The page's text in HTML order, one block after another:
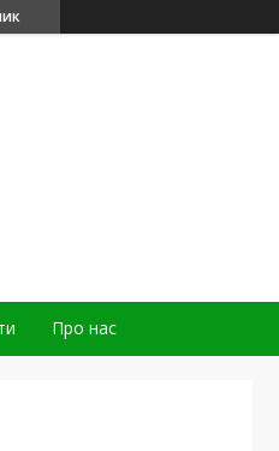
Про нас